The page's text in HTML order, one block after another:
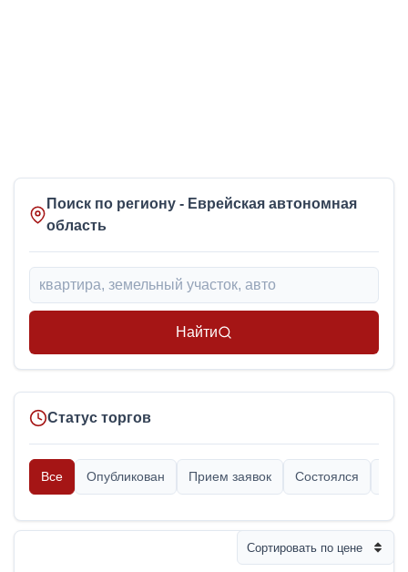
Поиск по региону - Еврейская автономная
область
Найти
Статус торгов
Все Опубликован Прием заявок Состоялся
Сортировать по цене